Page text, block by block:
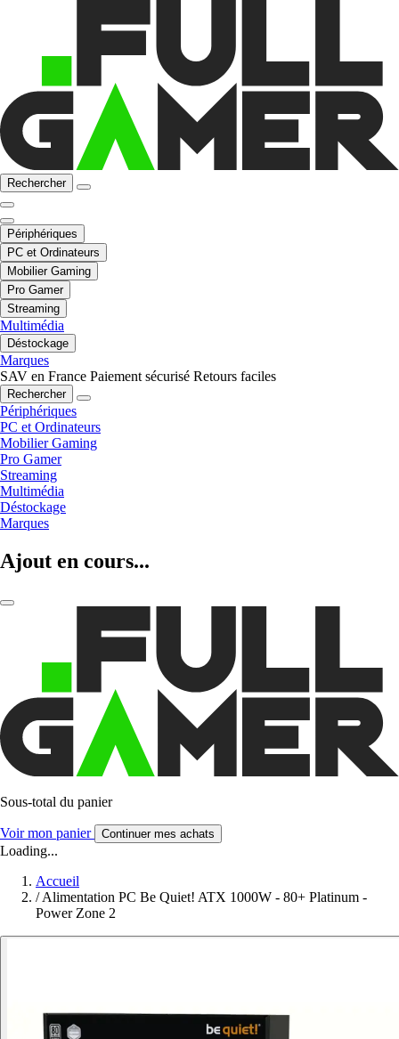
Rechercher
Périphériques
PC et Ordinateurs
Mobilier Gaming
Pro Gamer
Streaming
Multimédia
Déstockage
Marques
SAV en France Paiement sécurisé Retours faciles
Rechercher
Périphériques
PC et Ordinateurs
Mobilier Gaming
Pro Gamer
Streaming
Multimédia
Déstockage
Marques
Ajout en cours...
Sous-total du panier
Voir mon panier Continuer mes achats
Loading...
Accueil
/ Alimentation PC Be Quiet! ATX 1000W - 80+ Platinum -
Power Zone 2